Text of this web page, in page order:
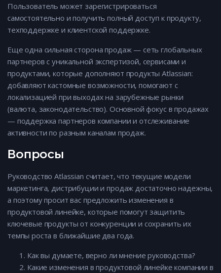
Пользователь может зарегистрироваться
самостоятельно и получить полный доступ к продукту,
техподдержке и клиентской поддержке.
Еще одна сильная сторона продаж — сеть глобальных
партнеров с уникальной экспертизой, сервисами и
продуктами, которые дополняют продукты Atlassian:
добавляют кастомные возможности, помогают с
локализацией при выходах на зарубежные рынки
(валюта, законодательство). Основной фокус в продажах
— поддержка партнеров компании и отслеживание
активности по разным каналам продаж.
Вопросы
Руководство Atlassian считает, что текущие модели
маркетинга, дистрибуции и продаж достаточно надежны,
а поэтому просит вас предложить изменения в
продуктовой линейке, которые помогут защитить
ключевые продукты от конкуренции и сохранить их
темпы роста в ближайшие два года.
Как вы думаете, верно ли мнение руководства?
Какие изменения в продуктовой линейке компании в